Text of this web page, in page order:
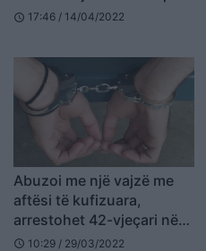
schedule 17:46 / 14/04/2022
Abuzoi me një vajzë me
aftësi të kufizuara,
arrestohet 42-vjeçari në
Tepelene
schedule 10:29 / 29/03/2022